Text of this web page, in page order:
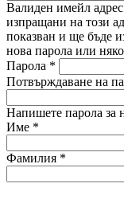
Валиден имейл
изпращани на този
показван и ще бъде
нова парола или
Парола *
Потвърждаване на
Напишете парола за
Име *
Фамилия *